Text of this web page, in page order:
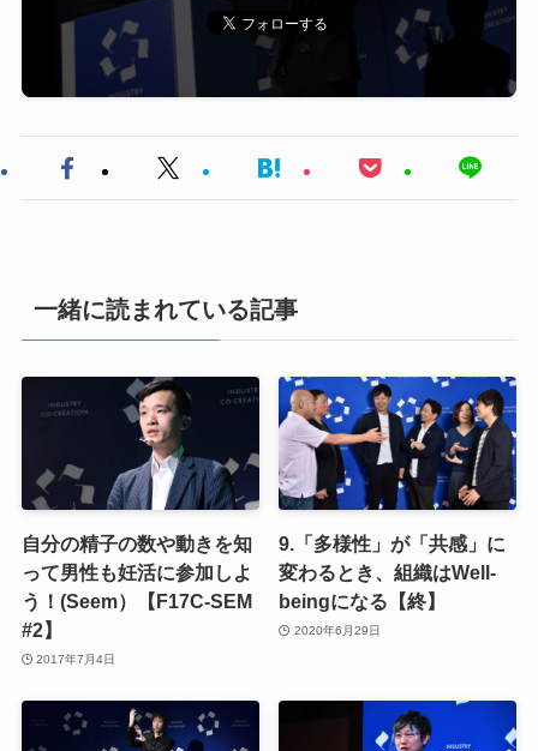
一緒に読まれている記事
自分の精子の数や動きを知
って男性も妊活に参加しよ
う！(Seem）【F17C-SEM
#2】
2017年7月4日
9.「多様性」が「共感」に
変わるとき、組織はWell-
beingになる【終】
2020年6月29日